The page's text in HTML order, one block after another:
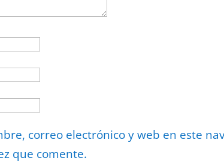
correo electrónico y web en este
que comente.